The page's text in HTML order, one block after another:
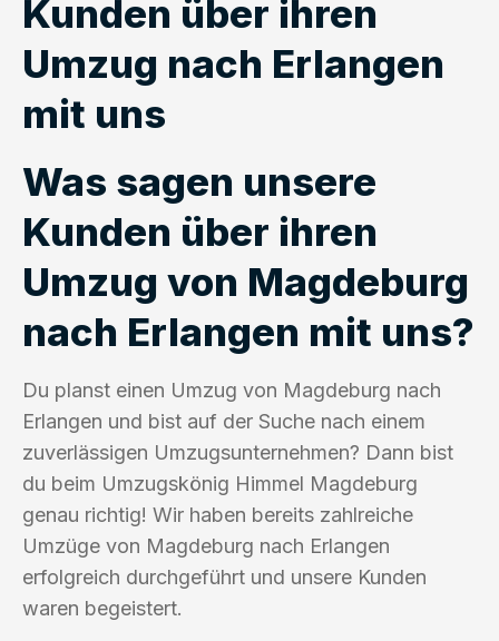
Kunden über ihren
Umzug nach Erlangen
mit uns
Was sagen unsere
Kunden über ihren
Umzug von Magdeburg
nach Erlangen mit uns?
Du planst einen Umzug von Magdeburg nach
Erlangen und bist auf der Suche nach einem
zuverlässigen Umzugsunternehmen? Dann bist
du beim Umzugskönig Himmel Magdeburg
genau richtig! Wir haben bereits zahlreiche
Umzüge von Magdeburg nach Erlangen
erfolgreich durchgeführt und unsere Kunden
waren begeistert.